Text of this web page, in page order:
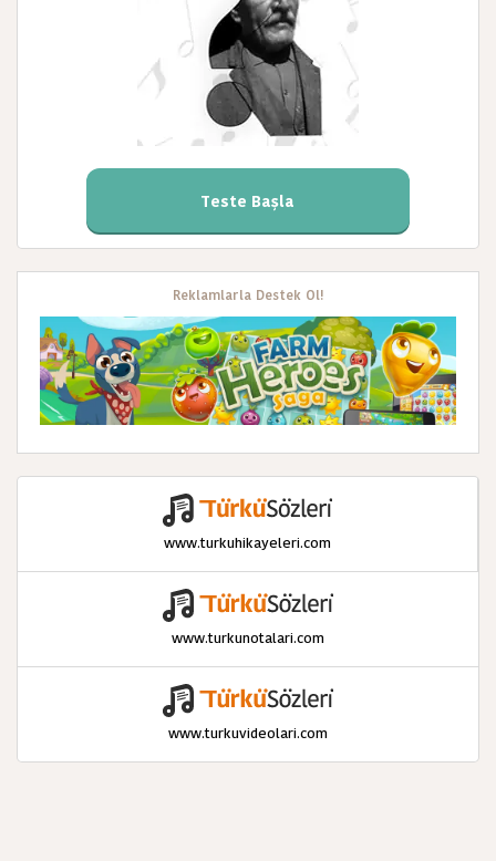
Teste Başla
Reklamlarla Destek Ol!
www.turkuhikayeleri.com
www.turkunotalari.com
www.turkuvideolari.com